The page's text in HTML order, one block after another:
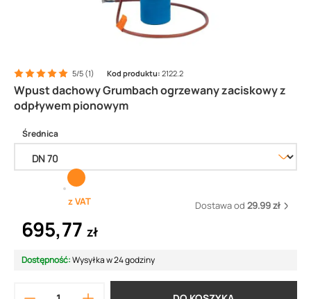
Wpust dachowy Grumbach ogrzewany zaciskowy z
odpływem pionowym
5/5 (1) Kod produktu: 2122.2
Średnica
z VAT Dostawa od 29.99 zł
695,77 zł
Dostępność:Wysyłka w 24 godziny